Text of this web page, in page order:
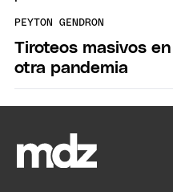
PEYTON GENDRON
Tiroteos masivos
otra pandemia